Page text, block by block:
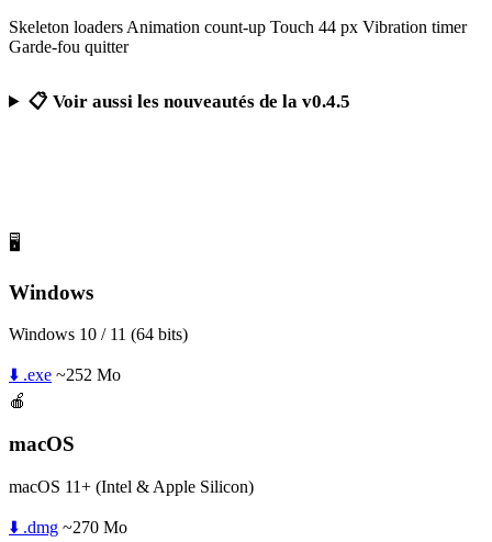
Skeleton loaders Animation count-up Touch 44 px Vibration timer
Garde-fou quitter
📋 Voir aussi les nouveautés de la v0.4.5
🖥️
Windows
Windows 10 / 11 (64 bits)
⬇️ .exe ~252 Mo
🍎
macOS
macOS 11+ (Intel & Apple Silicon)
⬇️ .dmg ~270 Mo